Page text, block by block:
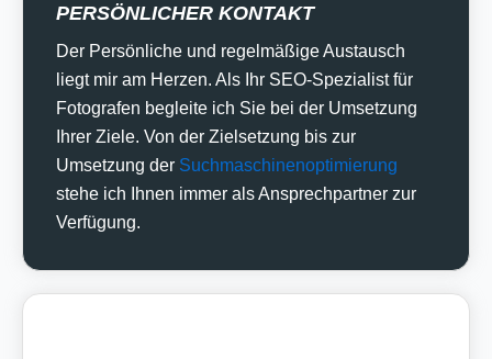
PERSÖNLICHER KONTAKT
Der Persönliche und regelmäßige Austausch
liegt mir am Herzen. Als Ihr SEO-Spezialist für
Fotografen begleite ich Sie bei der Umsetzung
Ihrer Ziele. Von der Zielsetzung bis zur
Umsetzung der Suchmaschinenoptimierung
stehe ich Ihnen immer als Ansprechpartner zur
Verfügung.